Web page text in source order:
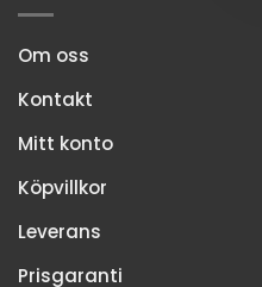
Om oss
Kontakt
Mitt konto
Köpvillkor
Leverans
Prisgaranti